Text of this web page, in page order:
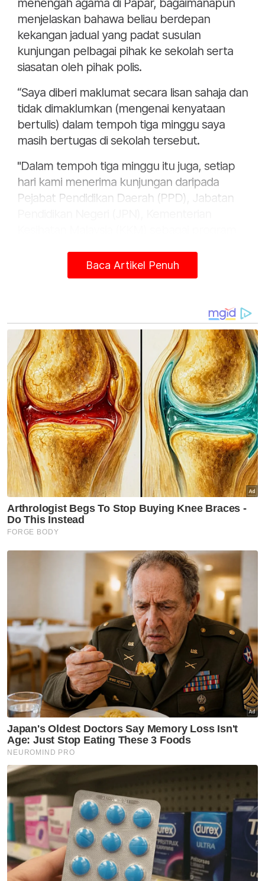
menengah agama di Papar, bagaimanapun
menjelaskan bahawa beliau berdepan
kekangan jadual yang padat susulan
kunjungan pelbagai pihak ke sekolah serta
siasatan oleh pihak polis.
“Saya diberi maklumat secara lisan sahaja dan
tidak dimaklumkan (mengenai kenyataan
bertulis) dalam tempoh tiga minggu saya
masih bertugas di sekolah tersebut.
"Dalam tempoh tiga minggu itu juga, setiap
hari kami menerima kunjungan daripada
Pejabat Pendidikan Daerah (PPD), Jabatan
“Jadi, itulah kekangan yang saya hadapi
saya ambil tahu dan saya sendiri setiap hari
ke asrama untuk mengetahui perkembangan
siasatan daripada polis Papar, Kota Kinabalu
dan Bukit Aman, kerana dari semasa ke
semasa pihak polis akan meminta senarai
nama pelajar yang perlu diselaraskan
bersama warden dan Unit Disiplin. Itulah
keadaannya ketika itu,” jelasnya.
Beliau berkata demikian ketika disoal
Timbalan Pendakwa Raya merangkap
Pegawai Pengendali, Mohd Fairuz Johari,
semasa dipanggil semula untuk memberi
keterangan di Mahkamah Koroner di sini
pada Rabu.
Mohd Fairuz sebelum itu mempersoalkan
mengapa laporan siasatan pelajar secara
bertulis tidak diserahkan kepada saksi,
sebaliknya hanya laporan secara lisan yang
diterima.
Apabila ditanya lanjut mengenai borang
kenyataan bertulis oleh lima pelajar dan
sama ada perkara itu dimaklumkan kepada
ibu bapa atau penjaga termasuk ibu kepada
Baca Artikel Penuh